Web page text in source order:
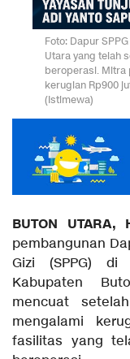
Foto: Dapur
Utara yang telah
beroperasi. Mitra
kerugian Rp900
(Istimewa)
BUTON UTARA,
pembangunan
Gizi (SPPG) di
Kabupaten
mencuat
mengalami
fasilitas yang